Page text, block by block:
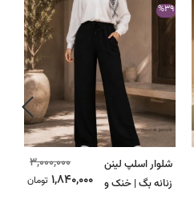
شلوار اسلپ لینن
زنانه بگ | خنک و
3,000,000
%39
1,840,000 تومان